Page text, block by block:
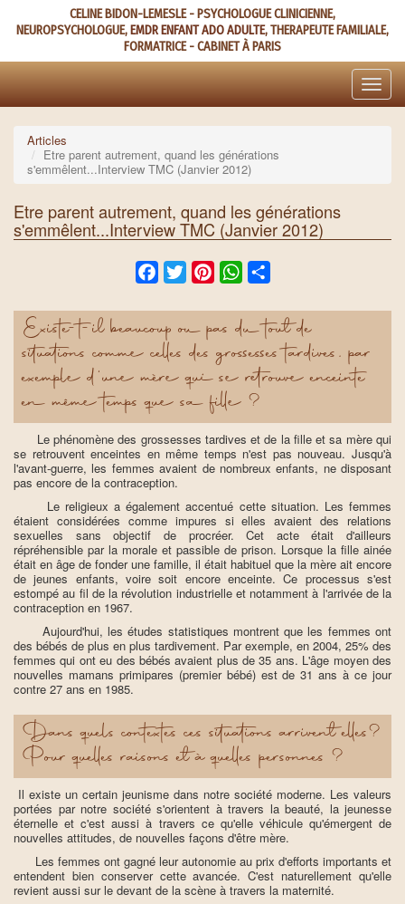
contenu
CELINE BIDON-LEMESLE - PSYCHOLOGUE CLINICIENNE,
NEUROPSYCHOLOGUE,EMDR ENFANT ADO ADULTE, THERAPEUTE FAMILIALE,
FORMATRICE - CABINET À PARIS
Toggle
Articles
Etre parent autrement, quand les générations
s'emmêlent...Interview TMC (Janvier 2012)
Etre parent autrement, quand les générations
s'emmêlent...Interview TMC (Janvier 2012)
Facebook
TwitterPinterestWhatsApp
Share
Existe-t-il beaucoup ou pas du tout de
situations comme celles des grossesses tardives, par
exemple d'une mère qui se retrouve enceinte
en même temps que sa fille ?
Le phénomène des grossesses tardives et de la fille et sa mère qui
se retrouvent enceintes en même temps n'est pas nouveau. Jusqu'à
l'avant-guerre, les femmes avaient de nombreux enfants, ne disposant
pas encore de la contraception.
Le religieux a également accentué cette situation. Les femmes
étaient considérées comme impures si elles avaient des relations
sexuelles sans objectif de procréer. Cet acte était d'ailleurs
répréhensible par la morale et passible de prison. Lorsque la fille ainée
était en âge de fonder une famille, il était habituel que la mère ait encore
de jeunes enfants, voire soit encore enceinte. Ce processus s'est
estompé au fil de la révolution industrielle et notamment à l'arrivée de la
contraception en 1967.
Aujourd'hui, les études statistiques montrent que les femmes ont
des bébés de plus en plus tardivement. Par exemple, en 2004, 25% des
femmes qui ont eu des bébés avaient plus de 35 ans. L'âge moyen des
nouvelles mamans primipares (premier bébé) est de 31 ans à ce jour
contre 27 ans en 1985.
Dans quels contextes ces situations arrivent elles?
Pour quelles raisons et à quelles personnes ?
Il existe un certain jeunisme dans notre société moderne. Les valeurs
portées par notre société s'orientent à travers la beauté, la jeunesse
éternelle et c'est aussi à travers ce qu'elle véhicule qu'émergent de
nouvelles attitudes, de nouvelles façons d'être mère.
Les femmes ont gagné leur autonomie au prix d'efforts importants et
entendent bien conserver cette avancée. C'est naturellement qu'elle
revient aussi sur le devant de la scène à travers la maternité.